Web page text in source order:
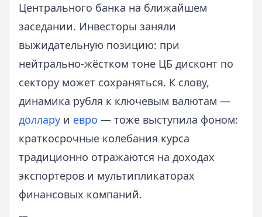
Центрального банка на ближайшем
заседании. Инвесторы заняли
выжидательную позицию: при
нейтрально-жёстком тоне ЦБ дисконт по
сектору может сохраняться. К слову,
динамика рубля к ключевым валютам —
доллару и евро — тоже выступила фоном:
краткосрочные колебания курса
традиционно отражаются на доходах
экспортеров и мультипликаторах
финансовых компаний.